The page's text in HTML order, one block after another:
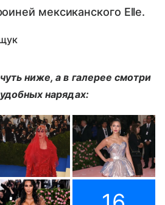
мексиканского Elle.
ниже, а в галерее смотри
нарядах: